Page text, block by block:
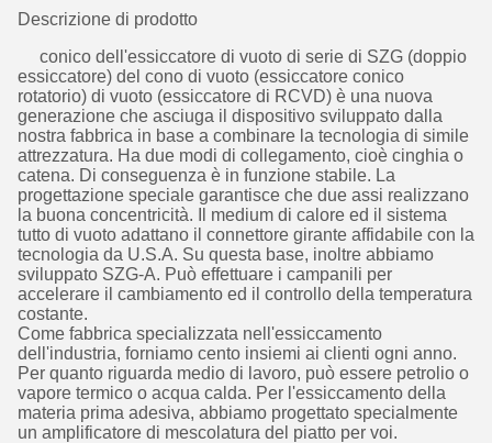
Descrizione di prodotto
conico dell'essiccatore di vuoto di serie di SZG (doppio
essiccatore) del cono di vuoto (essiccatore conico
rotatorio) di vuoto (essiccatore di RCVD) è una nuova
generazione che asciuga il dispositivo sviluppato dalla
nostra fabbrica in base a combinare la tecnologia di simile
attrezzatura. Ha due modi di collegamento, cioè cinghia o
catena. Di conseguenza è in funzione stabile. La
progettazione speciale garantisce che due assi realizzano
la buona concentricità. Il medium di calore ed il sistema
tutto di vuoto adattano il connettore girante affidabile con la
tecnologia da U.S.A. Su questa base, inoltre abbiamo
sviluppato SZG-A. Può effettuare i campanili per
accelerare il cambiamento ed il controllo della temperatura
costante.
Come fabbrica specializzata nell'essiccamento
dell'industria, forniamo cento insiemi ai clienti ogni anno.
Per quanto riguarda medio di lavoro, può essere petrolio o
vapore termico o acqua calda. Per l'essiccamento della
materia prima adesiva, abbiamo progettato specialmente
un amplificatore di mescolatura del piatto per voi.